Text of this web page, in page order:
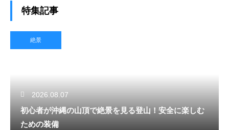
特集記事
絶景
2026.08.07
初心者が沖縄の山頂で絶景を見る登山！安全に楽しむ
ための装備